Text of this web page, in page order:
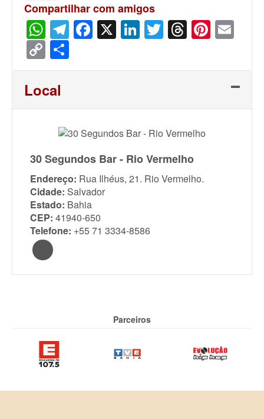
Compartilhar com amigos
WhatsApp
Telegram
Facebook
X LinkedIn
Twitter
Threads
Copy
Link
Local
30 Segundos Bar - Rio Vermelho
Endereço: Rua Ilhéus, 21. Rio Vermelho.
Cidade: Salvador
Estado: Bahia
CEP: 41940-650
Telefone: +55 71 3334-8586
Parceiros